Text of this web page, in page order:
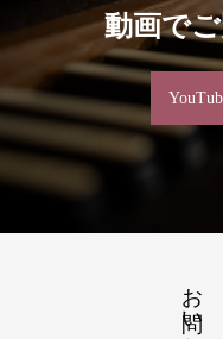
動画で